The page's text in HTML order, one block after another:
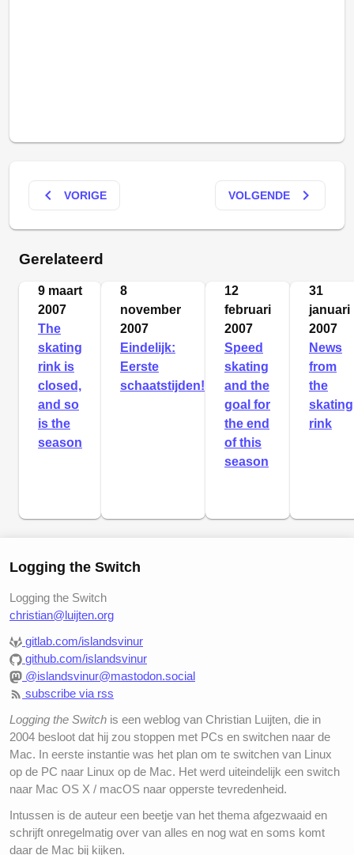
keyboard_arrow_left VORIGE VOLGENDE keyboard_arrow_right
Gerelateerd
9 maart
2007
The
skating
rink is
closed,
and so
is the
season
8
november
2007
Eindelijk:
Eerste
schaatstijden!
12
februari
2007
Speed
skating
and the
goal for
the end
of this
season
31
januari
2007
News
from
the
skating
rink
Logging the Switch
Logging the Switch
christian@luijten.org
gitlab.com/islandsvinur
github.com/islandsvinur
@islandsvinur@mastodon.social
subscribe via rss
Logging the Switch is een weblog van Christian Luijten, die in
2004 besloot dat hij zou stoppen met PCs en switchen naar de
Mac. In eerste instantie was het plan om te switchen van Linux
op de PC naar Linux op de Mac. Het werd uiteindelijk een switch
naar Mac OS X / macOS naar opperste tevredenheid.
Intussen is de auteur een beetje van het thema afgezwaaid en
schrijft onregelmatig over van alles en nog wat en soms komt
daar de Mac bij kijken.